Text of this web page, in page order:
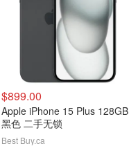
$899.00
Apple iPhone 15 Plus 128GB
黑色 二手无锁
Best Buy.ca